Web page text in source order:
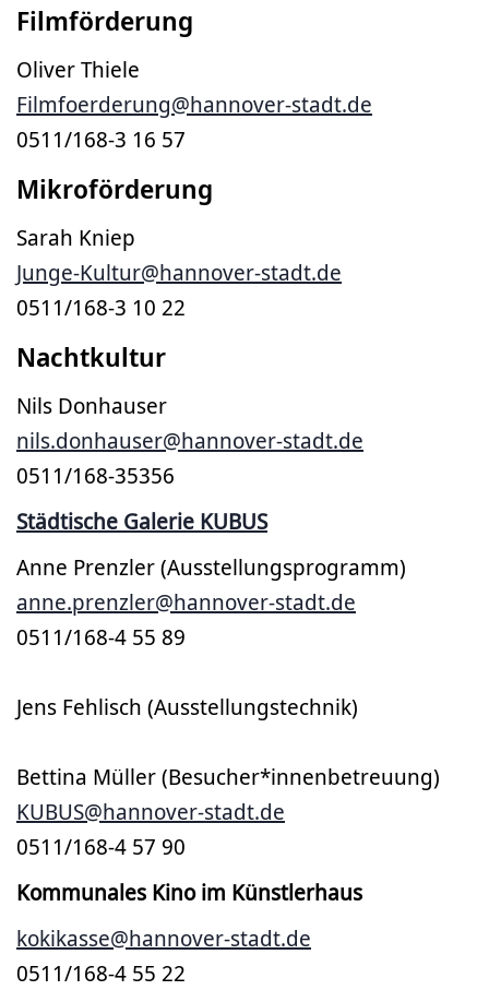
Filmförderung
Oliver Thiele
Filmfoerderung@hannover-stadt.de
0511/168-3 16 57
Mikroförderung
Sarah Kniep
Junge-Kultur@hannover-stadt.de
0511/168-3 10 22
Nachtkultur
Nils Donhauser
nils.donhauser@hannover-stadt.de
0511/168-35356
Städtische Galerie KUBUS
Anne Prenzler (Ausstellungsprogramm)
anne.prenzler@hannover-stadt.de
0511/168-4 55 89
Jens Fehlisch (Ausstellungstechnik)
Bettina Müller (Besucher*innenbetreuung)
KUBUS@hannover-stadt.de
0511/168-4 57 90
Kommunales Kino im Künstlerhaus
kokikasse@hannover-stadt.de
0511/168-4 55 22